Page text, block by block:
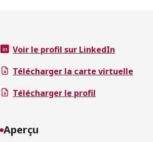
Voir le profil sur LinkedIn
Télécharger la carte virtuelle
Télécharger le profil
Aperçu